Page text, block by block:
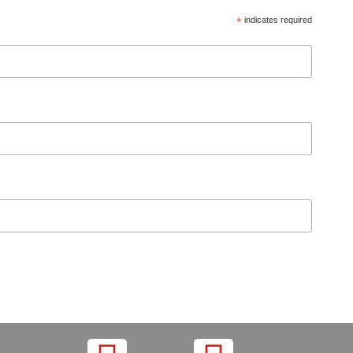
*indicates required